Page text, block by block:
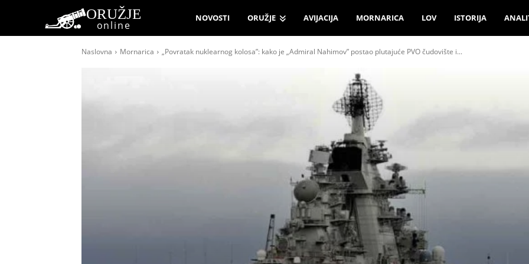
ORUŽJE
online
NOVOSTI ORUŽJE AVIJACIJA MORNARICA LOV ISTORIJA
Naslovna Mornarica „Povratak nuklearnog kolosa”: kako je „Admiral Nahimov” postao plutajuće PVO čudovište i...